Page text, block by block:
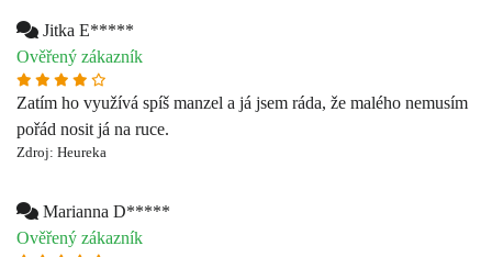
Marianna D*****
Ověřený zákazník
Keďže moja dcérka je od bábätka nosičove dieťa, tak wildride
nám zmenil život a moje ruky tak netrpia keďže už ma 3 roky za
nám ešte dlho vydrží, a už si ho objednali ďalšie moje 2 kamošky
a sú spokojne tiež